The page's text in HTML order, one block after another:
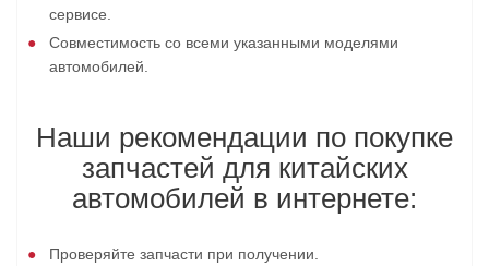
сервисе.
Совместимость со всеми указанными моделями
автомобилей.
Наши рекомендации по покупке
запчастей для китайских
автомобилей в интернете:
Проверяйте запчасти при получении.